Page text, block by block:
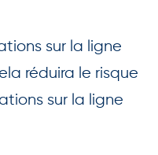
sur la ligne
réduira le risque
sur la ligne